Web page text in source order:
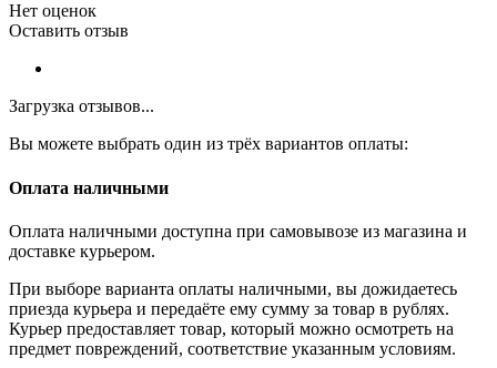
Нет оценок
Оставить отзыв
Загрузка отзывов...
Вы можете выбрать один из трёх вариантов оплаты:
Оплата наличными
Оплата наличными доступна при самовывозе из магазина и
доставке курьером.
При выборе варианта оплаты наличными, вы дожидаетесь
приезда курьера и передаёте ему сумму за товар в рублях.
Курьер предоставляет товар, который можно осмотреть на
предмет повреждений, соответствие указанным условиям.